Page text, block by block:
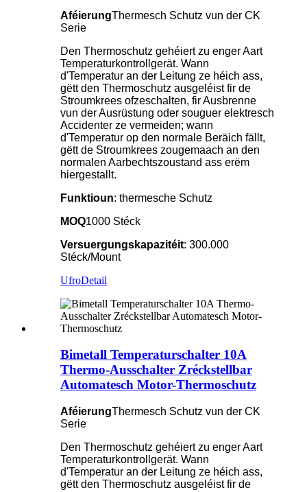
AféierungThermesch Schutz vun der CK
Serie
Den Thermoschutz gehéiert zu enger Aart
Temperaturkontrollgerät. Wann
d'Temperatur an der Leitung ze héich ass,
gëtt den Thermoschutz ausgeléist fir de
Stroumkrees ofzeschalten, fir Ausbrenne
vun der Ausrüstung oder souguer elektresch
Accidenter ze vermeiden; wann
d'Temperatur op den normale Beräich fällt,
gëtt de Stroumkrees zougemaach an den
normalen Aarbechtszoustand ass erëm
hiergestallt.
Funktioun: thermesche Schutz
MOQ1000 Stéck
Versuergungskapazitéit: 300.000
Stéck/Mount
UfroDetail
Bimetall Temperaturschalter 10A
Thermo-Ausschalter Zréckstellbar
Automatesch Motor-Thermoschutz
AféierungThermesch Schutz vun der CK
Serie
Den Thermoschutz gehéiert zu enger Aart
Temperaturkontrollgerät. Wann
d'Temperatur an der Leitung ze héich ass,
gëtt den Thermoschutz ausgeléist fir de